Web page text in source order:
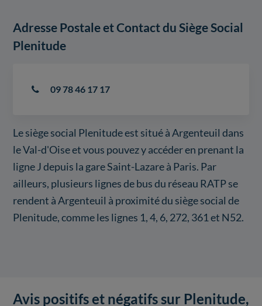
Adresse Postale et Contact du Siège Social
Plenitude
09 78 46 17 17
Le siège social Plenitude est situé à Argenteuil dans
le Val-d'Oise et vous pouvez y accéder en prenant la
ligne J depuis la gare Saint-Lazare à Paris. Par
ailleurs, plusieurs lignes de bus du réseau RATP se
rendent à Argenteuil à proximité du siège social de
Plenitude, comme les lignes 1, 4, 6, 272, 361 et N52.
Avis positifs et négatifs sur Plenitude,